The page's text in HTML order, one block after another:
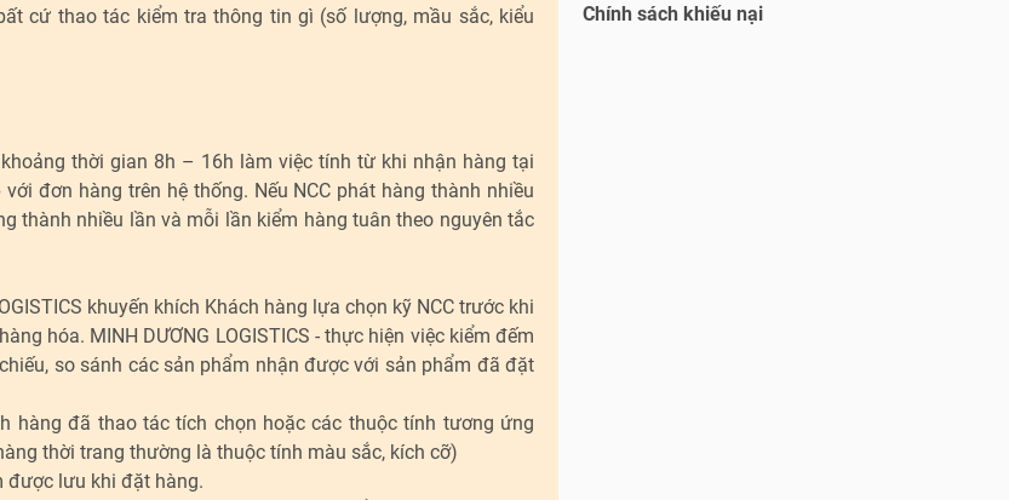
cứ thao tác kiểm tra thông tin gì (số lượng, mầu sắc, kiểu
thời gian 8h – 16h làm việc tính từ khi nhận hàng tại
đơn hàng trên hệ thống. Nếu NCC phát hàng thành nhiều
thành nhiều lần và mỗi lần kiểm hàng tuân theo nguyên tắc
khuyến khích Khách hàng lựa chọn kỹ NCC trước khi
hóa. MINH DƯƠNG LOGISTICS - thực hiện việc kiểm đếm
so sánh các sản phẩm nhận được với sản phẩm đã đặt
hàng đã thao tác tích chọn hoặc các thuộc tính tương ứng
thời trang thường là thuộc tính màu sắc, kích cỡ)
được lưu khi đặt hàng.
Chính sách khiếu nại